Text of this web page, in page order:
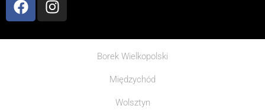
Borek Wielkopolski
Międzychód
Wolsztyn